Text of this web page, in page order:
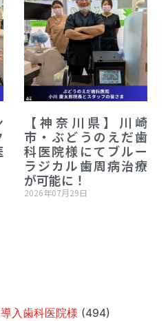
【神奈川県】川崎
市・ぶどうのえだ歯
科医院様にてブルー
ラジカル歯周病治療
が可能に！
2026年07月29日
入歯科医院様 (494)